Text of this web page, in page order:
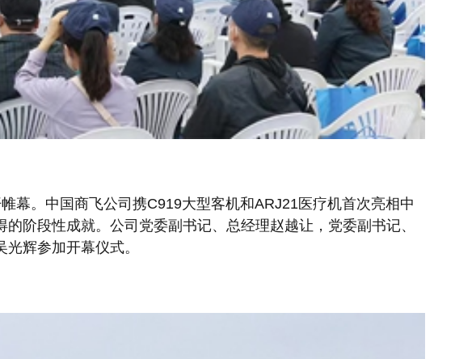
。中国商飞公司携C919大型客机和ARJ21医疗机首次亮相中
阶段性成就。公司党委副书记、总经理赵越让，党委副书记、
辉参加开幕仪式。